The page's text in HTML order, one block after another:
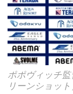
ポポヴィッチ
リーンショット